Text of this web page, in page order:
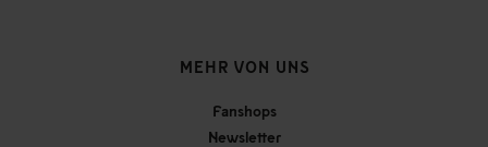
MEHR VON UNS
Fanshops
Newsletter